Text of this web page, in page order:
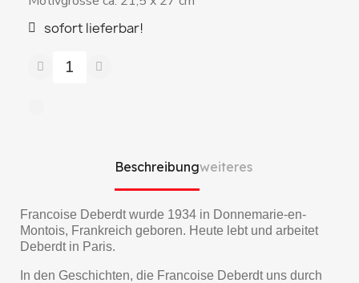
sofort lieferbar!
Beschreibungweiteres
Francoise Deberdt wurde 1934 in Donnemarie-en-
Montois, Frankreich geboren. Heute lebt und arbeitet
Deberdt in Paris.
In den Geschichten, die Francoise Deberdt uns durch